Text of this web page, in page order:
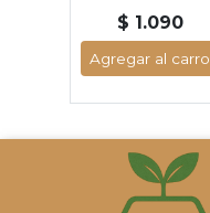
$ 1.090
Agregar al carro